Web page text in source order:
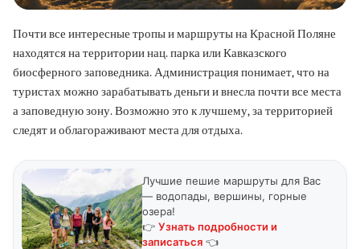
Почти все интересные тропы и маршруты на Красной Поляне
находятся на территории нац. парка или Кавказского
биосферного заповедника. Администрация понимает, что на
туристах можно зарабатывать деньги и внесла почти все места
а заповедную зону. Возможно это к лучшему, за территорией
следят и облагораживают места для отдыха.
Лучшие пешие маршруты для Вас
— водопады, вершины, горные
озера!
👉 Узнать подробности и
записаться 👈